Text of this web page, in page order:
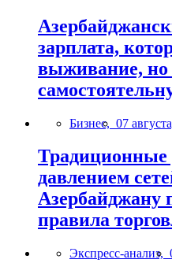
зарплата,
выживание, но
Бизнес, 07
давлением
Азербайджану
правила
Экспресс-анализ,